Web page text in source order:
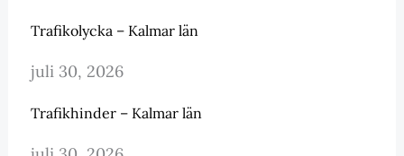
Trafikolycka – Kalmar län
juli 30, 2026
Trafikhinder – Kalmar län